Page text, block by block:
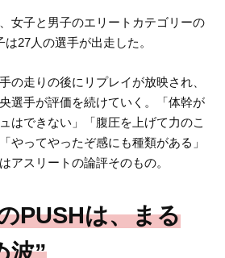
女子と男子のエリートカテゴリーの
27人の選手が出走した。
の走りの後にリプレイが放映され、
選手が評価を続けていく。「体幹が
はできない」「腹圧を上げて力のこ
やってやったぞ感にも種類がある」
スリートの論評そのもの。
PUSHは、まる
波”